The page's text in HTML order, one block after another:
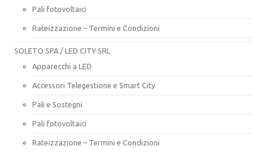
Pali fotovoltaici
Rateizzazione – Termini e Condizioni
SOLETO SPA / LED CITY SRL
Apparecchi a LED
Accessori Telegestione e Smart City
Pali e Sostegni
Pali fotovoltaici
Rateizzazione – Termini e Condizioni